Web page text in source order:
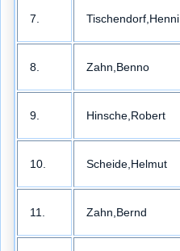
7. Tischendorf,Henni
8. Zahn,Benno
9. Hinsche,Robert
10. Scheide,Helmut
11. Zahn,Bernd